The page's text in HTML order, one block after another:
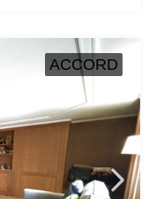
ACCORD